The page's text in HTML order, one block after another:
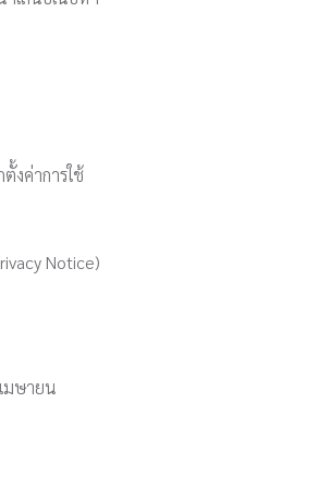
งค่าการใช้
Notice)
มษายน